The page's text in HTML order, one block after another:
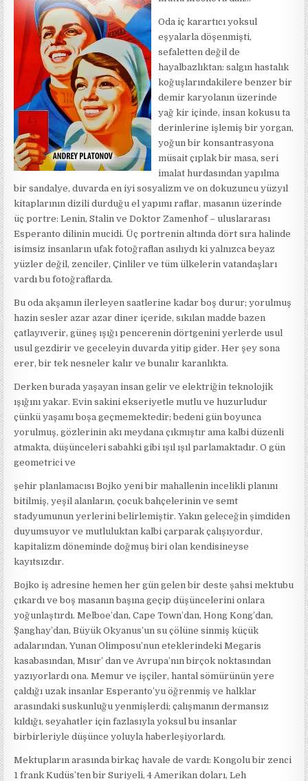
Oda iç karartıcı yoksul
eşyalarla döşenmişti,
sefaletten değil de
hayalbazlıktan: salgın hastalık
koğuşlarındakilere benzer bir
demir karyolanın üzerinde
yağ kir içinde, insan kokusu ta
derinlerine işlemiş bir yorgan,
yoğun bir konsantrasyona
müsait çıplak bir masa, seri
imalat hurdasından yapılma
bir sandalye, duvarda en iyi sosyalizm ve on dokuzuncu yüzyıl
kitaplarının dizili durduğu el yapımı raflar, masanın üzerinde
üç portre: Lenin, Stalin ve Doktor Zamenhof – uluslararası
Esperanto dilinin mucidi. Üç portrenin altında dört sıra halinde
isimsiz insanların ufak fotoğraflan asılıydı ki yalnızca beyaz
yüzler değil, zenciler, Çinliler ve tüm ülkelerin vatandaşları
vardı bu fotoğraflarda.
Bu oda akşamın ilerleyen saatlerine kadar boş durur; yorulmuş
hazin sesler azar azar diner içeride, sıkılan madde bazen
çatlayıverir, güneş ışığı pencerenin dörtgenini yerlerde usul
usul gezdirir ve geceleyin duvarda yitip gider. Her şey sona
erer, bir tek nesneler kalır ve bunalır karanlıkta.
Derken burada yaşayan insan gelir ve elektriğin teknolojik
ışığını yakar. Evin sakini ekseriyetle mutlu ve huzurludur
çünkü yaşamı boşa geçmemektedir; bedeni gün boyunca
yorulmuş, gözlerinin akı meydana çıkmıştır ama kalbi düzenli
atmakta, düşünceleri sabahki gibi ışıl ışıl parlamaktadır. O gün
geometrici ve
şehir planlamacısı Bojko yeni bir mahallenin incelikli planını
bitilmiş, yeşil alanların, çocuk bahçelerinin ve semt
stadyumunun yerlerini belirlemiştir. Yakın geleceğin şimdiden
duyumsuyor ve mutluluktan kalbi çarparak çalışıyordur,
kapitalizm döneminde doğmuş biri olan kendisineyse
kayıtsızdır.
Bojko iş adresine hemen her gün gelen bir deste şahsi mektubu
çıkardı ve boş masanın başına geçip düşüncelerini onlara
yoğunlaştırdı. Melboe’dan, Cape Town’dan, Hong Kong’dan,
Şanghay’dan, Büyük Okyanus’un su çölüne sinmiş küçük
adalarından, Yunan Olimposu’nun eteklerindeki Megaris
kasabasından, Mısır’ dan ve Avrupa’nın birçok noktasından
yazıyorlardı ona. Memur ve işçiler, hantal sömürünün yere
çaldığı uzak insanlar Esperanto’yu öğrenmiş ve halklar
arasındaki suskunluğu yenmişlerdi; çalışmanın dermansız
kıldığı, seyahatler için fazlasıyla yoksul bu insanlar
birbirleriyle düşünce yoluyla haberleşiyorlardı.
Mektupların arasında birkaç havale de vardı: Kongolu bir zenci
1 frank Kudüs’ten bir Suriyeli, 4 Amerikan doları, Leh